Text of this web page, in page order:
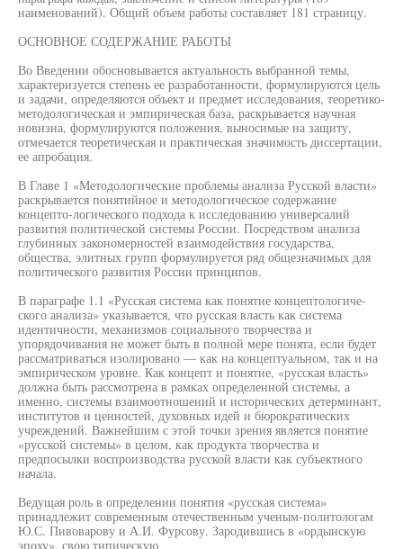
наименований). Общий объем работы составляет 181 страницу.
ОСНОВНОЕ СОДЕРЖАНИЕ РАБОТЫ
Во Введении обосновывается актуальность выбранной темы,
характеризуется степень ее разработанности, формулируются цель
и задачи, определяются объект и предмет исследования, теоретико-
методологическая и эмпирическая база, раскрывается научная
новизна, формулируются положения, выносимые на защиту,
отмечается теоретическая и практическая значимость диссертации,
ее апробация.
В Главе 1 «Методологические проблемы анализа Русской власти»
раскрывается понятийное и методологическое содержание
концепто-логического подхода к исследованию универсалий
развития политической системы России. Посредством анализа
глубинных закономерностей взаимодействия государства,
общества, элитных групп формулируется ряд общезначимых для
политического развития России принципов.
В параграфе 1.1 «Русская система как понятие концептологиче-
ского анализа» указывается, что русская власть как система
идентичности, механизмов социального творчества и
упорядочивания не может быть в полной мере понята, если будет
рассматриваться изолировано — как на концептуальном, так и на
эмпирическом уровне. Как концепт и понятие, «русская власть»
должна быть рассмотрена в рамках определенной системы, а
именно, системы взаимоотношений и исторических детерминант,
институтов и ценностей, духовных идей и бюрократических
учреждений. Важнейшим с этой точки зрения является понятие
«русской системы» в целом, как продукта творчества и
предпосылки воспроизводства русской власти как субъектного
начала.
Ведущая роль в определении понятия «русская система»
принадлежит современным отечественным ученым-политологам
Ю.С. Пивоварову и А.И. Фурсову. Зародившись в «ордынскую
эпоху», свою типическую